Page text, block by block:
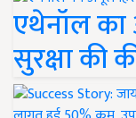
एथेनॉल का
सुरक्षा की